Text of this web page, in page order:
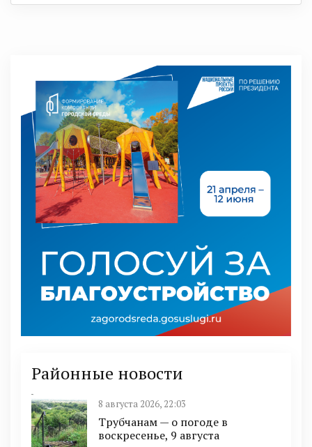
Районные новости
8 августа 2026, 22:03
Трубчанам — о погоде в
воскресенье, 9 августа